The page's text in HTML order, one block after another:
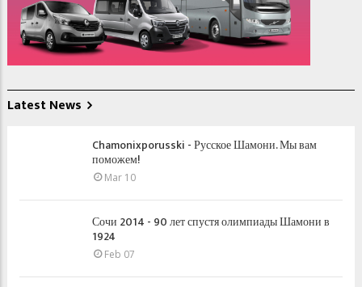
Latest News
Chamonixporusski - Русское Шамони. Мы вам
поможем!
Mar 10
Сочи 2014 - 90 лет спустя олимпиады Шамони в
1924
Feb 07